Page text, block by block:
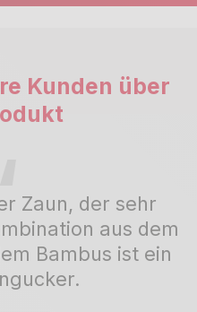
Kunden über
Zaun, der sehr
aus dem
Bambus ist ein